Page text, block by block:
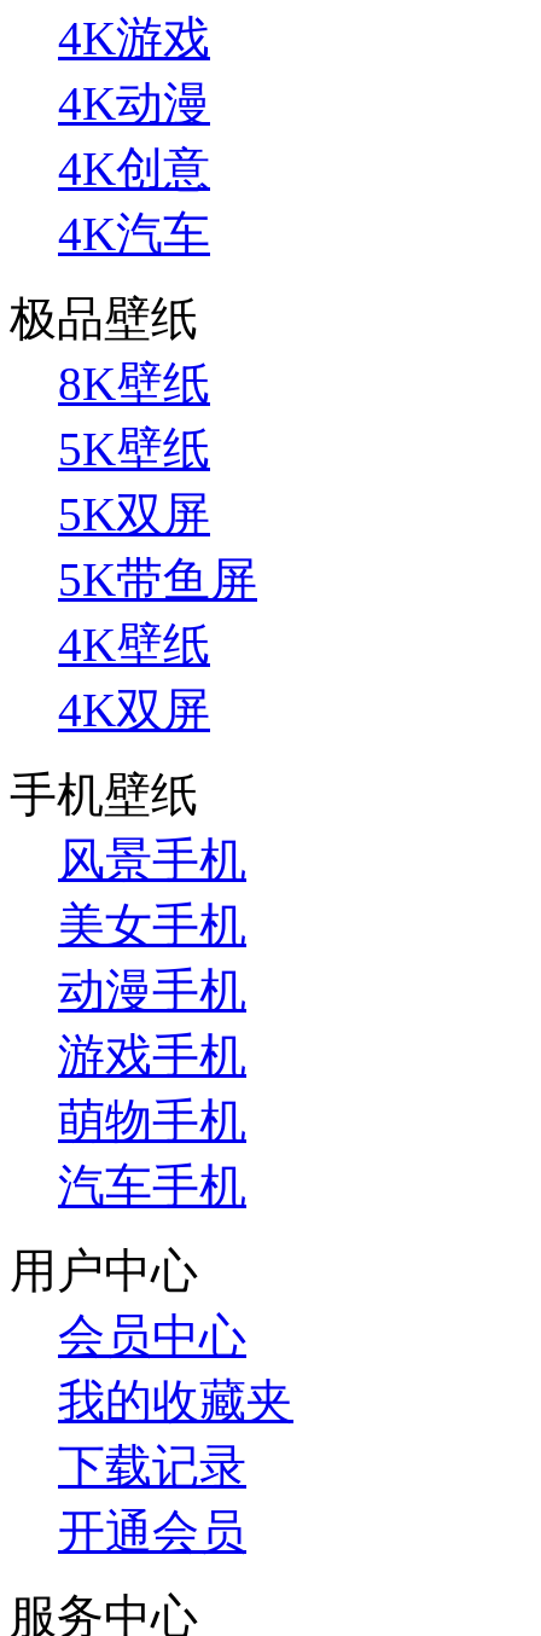
4K游戏
4K动漫
4K创意
4K汽车
极品壁纸
8K壁纸
5K壁纸
5K双屏
5K带鱼屏
4K壁纸
4K双屏
手机壁纸
风景手机
美女手机
动漫手机
游戏手机
萌物手机
汽车手机
用户中心
会员中心
我的收藏夹
下载记录
开通会员
服务中心